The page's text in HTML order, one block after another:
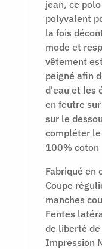
jean, ce
polyvalent
la fois
mode et
vêtement
peigné afin
d'eau et les
en feutre
sur le
compléter
100% coton
Fabriqué en
Coupe
manches
Fentes
de liberté
Impression